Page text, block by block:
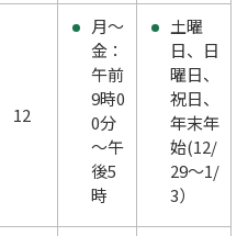
12
月～
金：
午前
9時0
0分
～午
後5
時
土曜
日、日
曜日、
祝日、
年末年
始(12/
29～1/
3）